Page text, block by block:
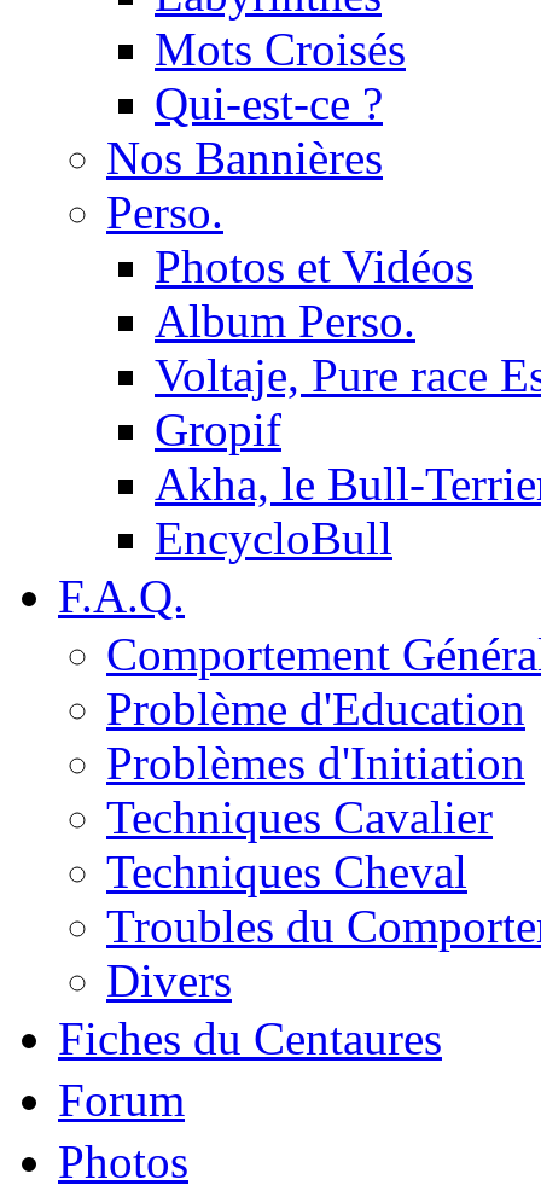
Mots Croisés
Qui-est-ce ?
Nos Bannières
Perso.
Photos et Vidéos
Album Perso.
Voltaje, Pure race
Gropif
Akha, le Bull-
EncycloBull
F.A.Q.
Comportement
Problème d'Education
Problèmes d'Initiation
Techniques Cavalier
Techniques Cheval
Troubles du
Divers
Fiches du Centaures
Forum
Photos